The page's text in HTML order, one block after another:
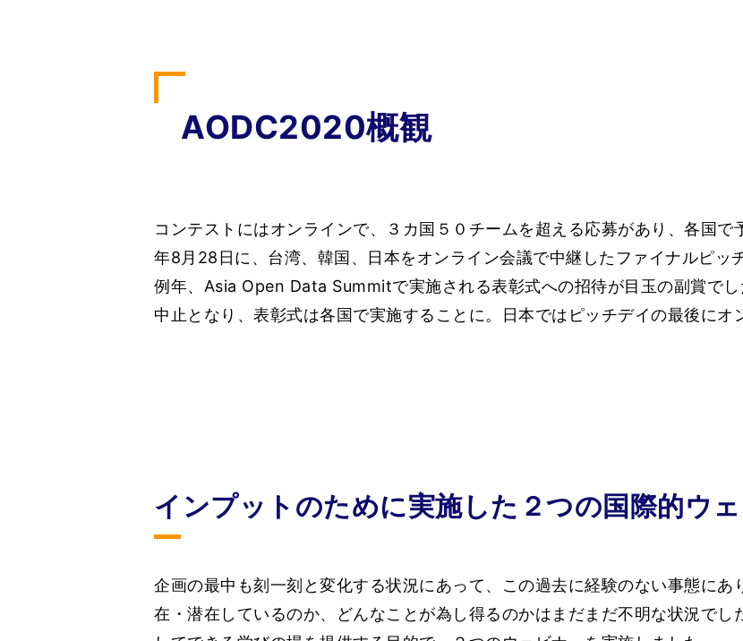
AODC2020概観
コンテストにはオンラインで、３カ国５０チームを超える応募があり、各国
年8月28日に、台湾、韓国、日本をオンライン会議で中継したファイナルピッ
例年、Asia Open Data Summitで実施される表彰式への招待が目玉の副賞で
中止となり、表彰式は各国で実施することに。日本ではピッチデイの最後にオ
インプットのために実施した２つの国際的ウ
企画の最中も刻一刻と変化する状況にあって、この過去に経験のない事態に
在・潜在しているのか、どんなことが為し得るのかはまだまだ不明な状況で